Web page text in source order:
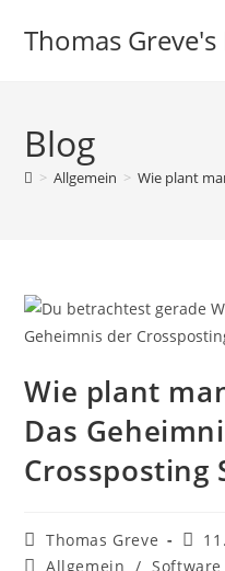
InhaltThomas Greve's
Blog
> Allgemein > Wie plant
Wie plant
Das
Crossposting
Beitrags-
Autor:
Thomas Greve
Beitrags-
Allgemein / Software